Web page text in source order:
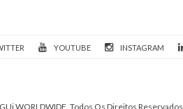
YOUTUBE INSTAGRAM
WORLDWIDE. Todos Os Direitos Reservados.